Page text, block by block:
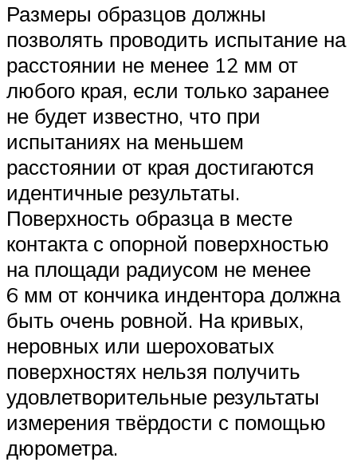
Размеры образцов должны
позволять проводить испытание на
расстоянии не менее 12 мм от
любого края, если только заранее
не будет известно, что при
испытаниях на меньшем
расстоянии от края достигаются
идентичные результаты.
Поверхность образца в месте
контакта с опорной поверхностью
на площади радиусом не менее
6 мм от кончика индентора должна
быть очень ровной. На кривых,
неровных или шероховатых
поверхностях нельзя получить
удовлетворительные результаты
измерения твёрдости с помощью
дюрометра.